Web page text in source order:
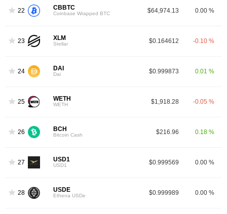
22 CBBTC
Coinbase Wrapped BTC $64,974.13 0.00 %
23 XLM
Stellar $0.164612 -0.10 %
24 DAI
Dai $0.999873 0.01 %
25 WETH
WETH $1,918.28 -0.05 %
26 BCH
Bitcoin Cash $216.96 0.18 %
27 USD1
USD1 $0.999569 0.00 %
28 USDE
Ethena USDe $0.999989 0.00 %